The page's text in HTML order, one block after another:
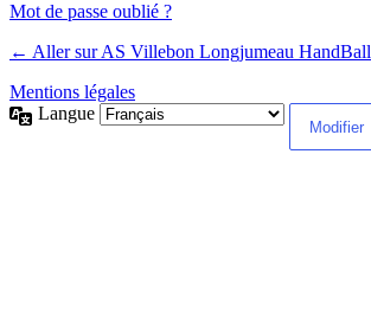
Mot de passe oublié ?
← Aller sur AS Villebon Longjumeau HandBall
Mentions légales
Langue